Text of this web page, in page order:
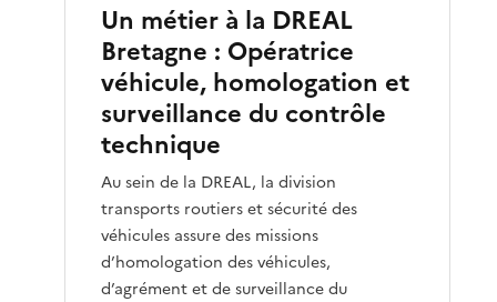
Un métier à la DREAL
Bretagne : Opératrice
véhicule, homologation et
surveillance du contrôle
technique
Au sein de la DREAL, la division
transports routiers et sécurité des
véhicules assure des missions
d’homologation des véhicules,
d’agrément et de surveillance du